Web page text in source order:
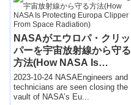
NASAがエウロパ・クリッ
パーを宇宙放射線から守る
方法(How NASA Is
Protecting Europa
Clipper From Space
Radiation)
2023-10-24 NASAEngineers and
technicians are seen closing the
vault of NASA’s Eu...